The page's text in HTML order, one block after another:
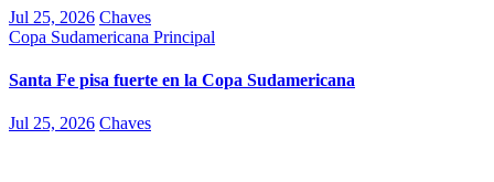
Jul 25, 2026 Chaves
Copa Sudamericana Principal
Santa Fe pisa fuerte en la Copa Sudamericana
Jul 25, 2026 Chaves